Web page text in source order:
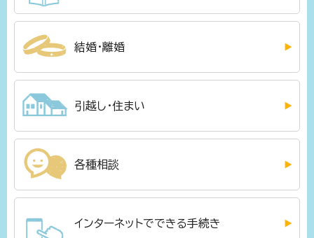
結婚・離婚
引越し・住まい
各種相談
インターネットでできる手続き